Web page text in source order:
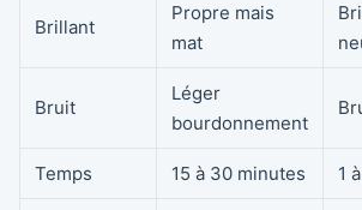
Brillant
Propre mais
mat
Bruit
Léger
bourdonnement
Temps 15 à 30 minutes 1